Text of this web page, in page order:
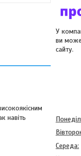
навіть
У
ви
сайту.
Середа